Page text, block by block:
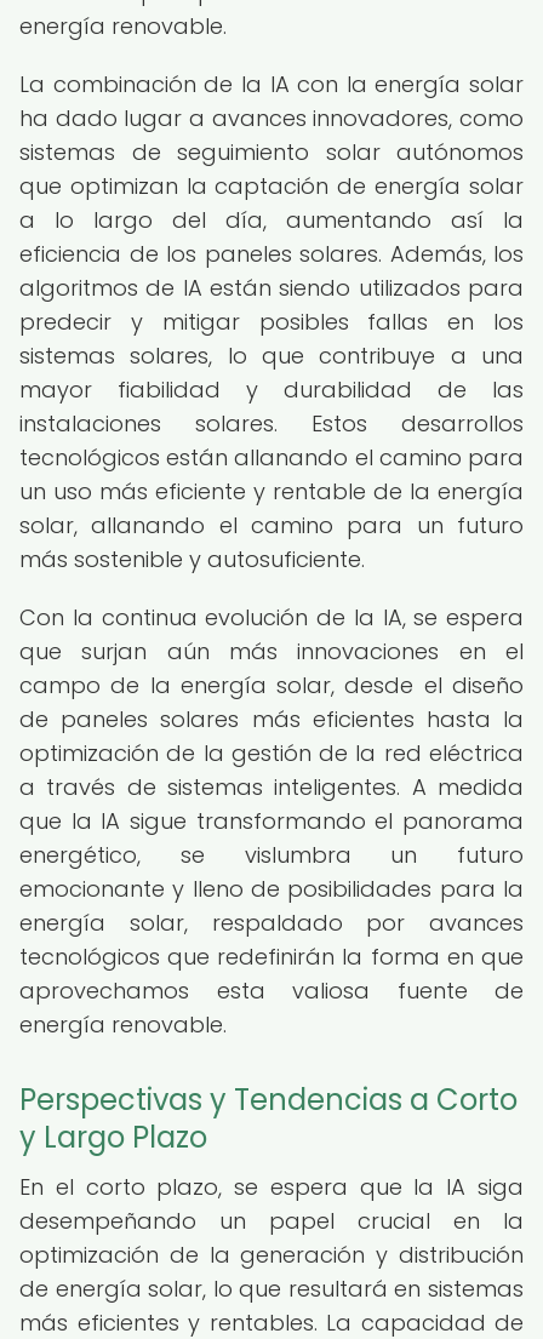
energía renovable.
La combinación de la IA con la energía solar
ha dado lugar a avances innovadores, como
sistemas de seguimiento solar autónomos
que optimizan la captación de energía solar
a lo largo del día, aumentando así la
eficiencia de los paneles solares. Además, los
algoritmos de IA están siendo utilizados para
predecir y mitigar posibles fallas en los
sistemas solares, lo que contribuye a una
mayor fiabilidad y durabilidad de las
instalaciones solares. Estos desarrollos
tecnológicos están allanando el camino para
un uso más eficiente y rentable de la energía
solar, allanando el camino para un futuro
más sostenible y autosuficiente.
Con la continua evolución de la IA, se espera
que surjan aún más innovaciones en el
campo de la energía solar, desde el diseño
de paneles solares más eficientes hasta la
optimización de la gestión de la red eléctrica
a través de sistemas inteligentes. A medida
que la IA sigue transformando el panorama
energético, se vislumbra un futuro
emocionante y lleno de posibilidades para la
energía solar, respaldado por avances
tecnológicos que redefinirán la forma en que
aprovechamos esta valiosa fuente de
energía renovable.
Perspectivas y Tendencias a Corto
y Largo Plazo
En el corto plazo, se espera que la IA siga
desempeñando un papel crucial en la
optimización de la generación y distribución
de energía solar, lo que resultará en sistemas
más eficientes y rentables. La capacidad de